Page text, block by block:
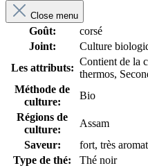
Close menu
Goût:
corsé
Joint:
Culture
Les attributs:
Contient de la
thermos,
Méthode de
culture:
Bio
Régions de
culture:
Assam
Saveur:
fort, très
Type de thé:
Thé noir